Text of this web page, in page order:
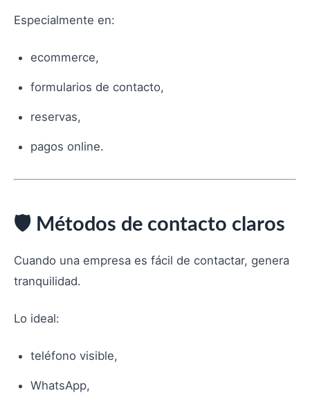
Especialmente en:
ecommerce,
formularios de contacto,
reservas,
pagos online.
🛡️ Métodos de contacto claros
Cuando una empresa es fácil de contactar, genera
tranquilidad.
Lo ideal:
teléfono visible,
WhatsApp,